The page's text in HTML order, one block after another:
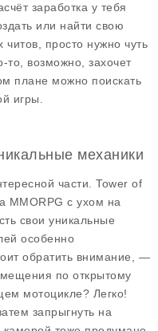
заработка у тебя
или найти свою
просто нужно чуть
то, возможно, захочет
плане можно поискать
игры.
механики
части. Tower of
MMORPG с ухом на
свои уникальные
особенно
обратить внимание, —
по открытому
мотоцикле? Легко!
запрыгнуть на